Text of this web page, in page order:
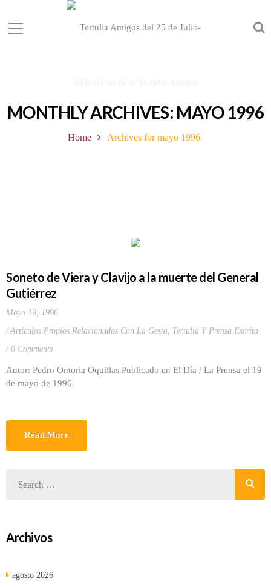
MONTHLY ARCHIVES: MAYO 1996
Home Archives for mayo 1996
Soneto de Viera y Clavijo a la muerte del General
Gutiérrez
Mayo 19, 1996
Artículos Propios Relacionados Con La Gesta, Tertulia Y Prensa Escrita
0 Comments
Autor: Pedro Ontoria Oquillas Publicado en El Día / La Prensa el 19
de mayo de 1996.
Read More
Archivos
agosto 2026